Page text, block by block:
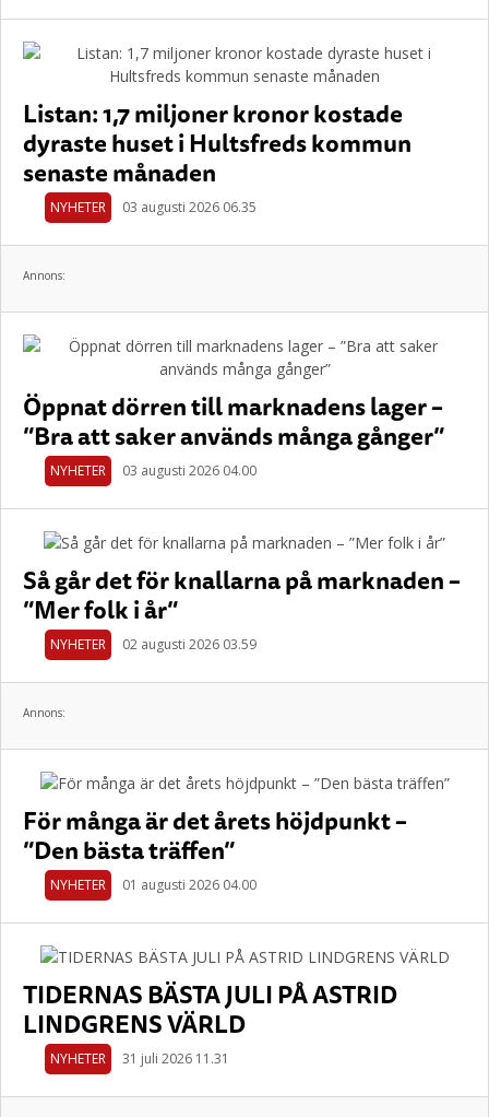
Listan: 1,7 miljoner kronor kostade
dyraste huset i Hultsfreds kommun
senaste månaden
NYHETER 03 augusti 2026 06.35
Annons:
Öppnat dörren till marknadens lager –
”Bra att saker används många gånger”
NYHETER 03 augusti 2026 04.00
Så går det för knallarna på marknaden –
”Mer folk i år”
NYHETER 02 augusti 2026 03.59
Annons:
För många är det årets höjdpunkt –
”Den bästa träffen”
NYHETER 01 augusti 2026 04.00
TIDERNAS BÄSTA JULI PÅ ASTRID
LINDGRENS VÄRLD
NYHETER 31 juli 2026 11.31